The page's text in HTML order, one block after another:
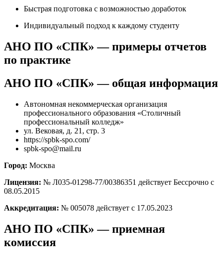
Быстрая подготовка с возможностью доработок
Индивидуальный подход к каждому студенту
АНО ПО «СПК» — примеры отчетов
по практике
АНО ПО «СПК» — общая информация
Автономная некоммерческая организация
профессионального образования «Столичный
профессиональный колледж»
ул. Вековая, д. 21, стр. 3
https://spbk-spo.com/
spbk-spo@mail.ru
Город: Москва
Лицензия: № Л035-01298-77/00386351 действует Бессрочно с
08.05.2015
Аккредитация: № 005078 действует с 17.05.2023
АНО ПО «СПК» — приемная
комиссия